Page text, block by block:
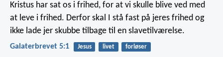
Kristus har sat os i frihed, for at vi skulle blive ved med
at leve i frihed. Derfor skal I stå fast på jeres frihed og
ikke lade jer skubbe tilbage til en slavetilværelse.
Galaterbrevet 5:1 Jesus livet forløser